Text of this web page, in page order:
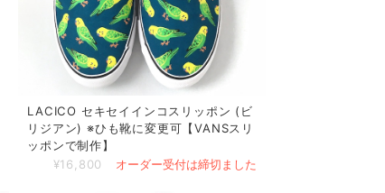
LACICO セキセイインコスリッポン (ビ
リジアン) ※ひも靴に変更可【VANSスリ
ッポンで制作】
¥16,800
オーダー受付は締切ました